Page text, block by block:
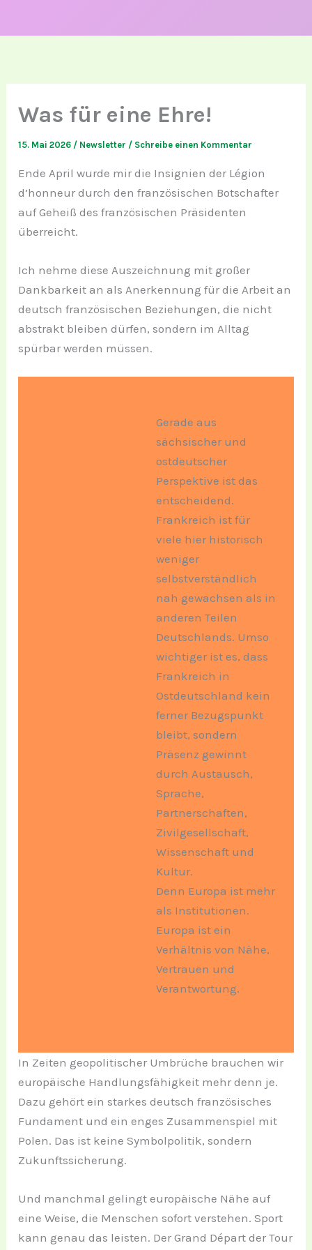
Was für eine Ehre!
15. Mai 2026 / Newsletter / Schreibe einen Kommentar
Ende April wurde mir die Insignien der Légion
d’honneur durch den französischen Botschafter
auf Geheiß des französischen Präsidenten
überreicht.
Ich nehme diese Auszeichnung mit großer
Dankbarkeit an als Anerkennung für die Arbeit an
deutsch französischen Beziehungen, die nicht
abstrakt bleiben dürfen, sondern im Alltag
spürbar werden müssen.
Gerade aus
sächsischer und
ostdeutscher
Perspektive ist das
entscheidend.
Frankreich ist für
viele hier historisch
weniger
selbstverständlich
nah gewachsen als in
anderen Teilen
Deutschlands. Umso
wichtiger ist es, dass
Frankreich in
Ostdeutschland kein
ferner Bezugspunkt
bleibt, sondern
Präsenz gewinnt
durch Austausch,
Sprache,
Partnerschaften,
Zivilgesellschaft,
Wissenschaft und
Kultur.
Denn Europa ist mehr
als Institutionen.
Europa ist ein
Verhältnis von Nähe,
Vertrauen und
Verantwortung.
In Zeiten geopolitischer Umbrüche brauchen wir
europäische Handlungsfähigkeit mehr denn je.
Dazu gehört ein starkes deutsch französisches
Fundament und ein enges Zusammenspiel mit
Polen. Das ist keine Symbolpolitik, sondern
Zukunftssicherung.
Und manchmal gelingt europäische Nähe auf
eine Weise, die Menschen sofort verstehen. Sport
kann genau das leisten. Der Grand Départ der Tour